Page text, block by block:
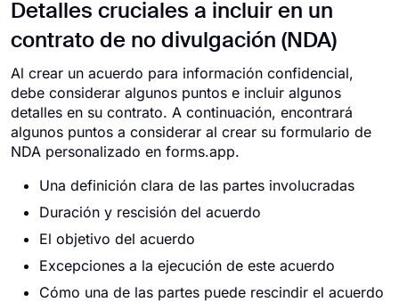
Detalles cruciales a incluir en un
contrato de no divulgación (NDA)
Al crear un acuerdo para información confidencial,
debe considerar algunos puntos e incluir algunos
detalles en su contrato. A continuación, encontrará
algunos puntos a considerar al crear su formulario de
NDA personalizado en forms.app.
Una definición clara de las partes involucradas
Duración y rescisión del acuerdo
El objetivo del acuerdo
Excepciones a la ejecución de este acuerdo
Cómo una de las partes puede rescindir el acuerdo